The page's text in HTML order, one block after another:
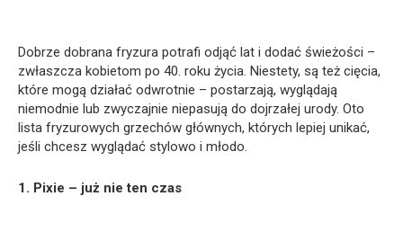
Dobrze dobrana fryzura potrafi odjąć lat i dodać świeżości –
zwłaszcza kobietom po 40. roku życia. Niestety, są też cięcia,
które mogą działać odwrotnie – postarzają, wyglądają
niemodnie lub zwyczajnie niepasują do dojrzałej urody. Oto
lista fryzurowych grzechów głównych, których lepiej unikać,
jeśli chcesz wyglądać stylowo i młodo.
1. Pixie – już nie ten czas